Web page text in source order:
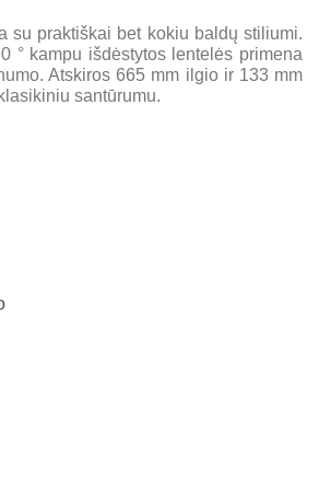
su praktiškai bet kokiu baldų stiliumi.
° kampu išdėstytos lentelės primena
Atskiros 665 mm ilgio ir 133 mm
santūrumu.